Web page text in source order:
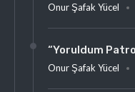
Onur Şafak Yücel
“Yoruldum
Onur Şafak Yücel